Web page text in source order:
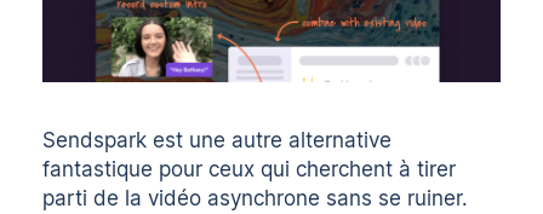
Sendspark est une autre alternative
fantastique pour ceux qui cherchent à tirer
parti de la vidéo asynchrone sans se ruiner.